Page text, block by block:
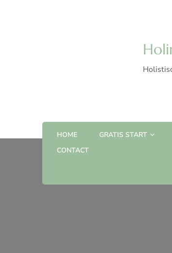
HOME GRATIS START
CONTACT